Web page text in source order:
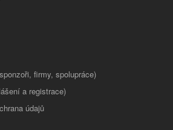
firmy, spolupráce)
a registrace)
údajů